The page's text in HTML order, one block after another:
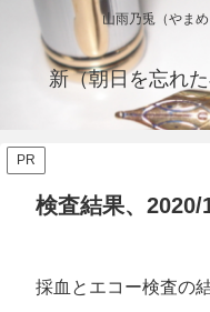
山雨乃兎（やま
新（朝日を忘れ
PR
検査結果、2020/
採血とエコー検査の